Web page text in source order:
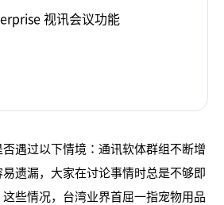
视讯会议功能
遇过以下情境：通讯软体群组不断增
遗漏，大家在讨论事情时总是不够即
些情况，台湾业界首屈一指宠物用品